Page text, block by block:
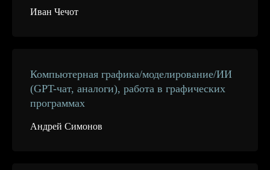
Иван Чечот
Компьютерная графика/моделирование/ИИ
(GPT-чат, аналоги), работа в графических
программах
Андрей Симонов